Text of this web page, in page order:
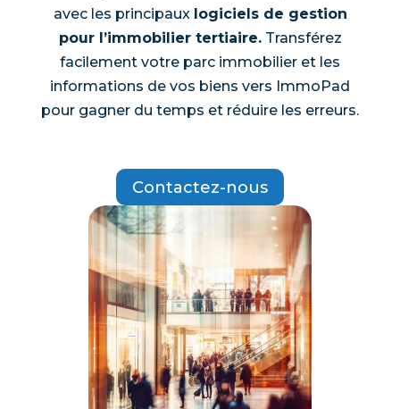
avec les principaux logiciels de gestion
pour l’immobilier tertiaire.Transférez
facilement votre parc immobilier et les
informations de vos biens vers ImmoPad
pour gagner du temps et réduire les erreurs.
Contactez-nous